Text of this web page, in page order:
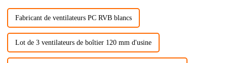
Fabricant de ventilateurs PC RVB blancs
Lot de 3 ventilateurs de boîtier 120 mm d'usine